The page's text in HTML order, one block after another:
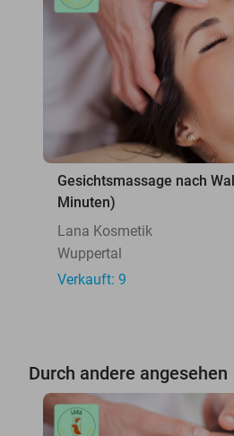
Gesichtsmassage nach
Minuten)
Lana Kosmetik
Wuppertal
Verkauft: 9
Durch andere angesehen